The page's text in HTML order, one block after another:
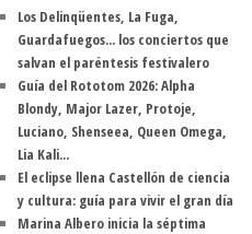
Los Delinqüentes, La Fuga,
Guardafuegos... los conciertos que
salvan el paréntesis festivalero
Guía del Rototom 2026: Alpha
Blondy, Major Lazer, Protoje,
Luciano, Shenseea, Queen Omega,
Lia Kali...
El eclipse llena Castellón de ciencia
y cultura: guía para vivir el gran día
Marina Albero inicia la séptima